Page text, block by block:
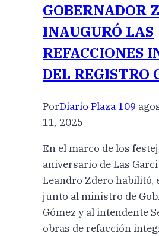
GOBERNADOR
INAUGURÓ LAS
REFACCIONES
DEL REGISTRO
PorDiario Plaza 109
11, 2025
En el marco de los
aniversario de Las
Leandro Zdero habilitó,
junto al ministro de
Gómez y al intendente
obras de refacción